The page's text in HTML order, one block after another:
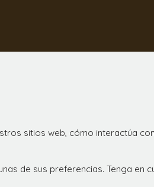
sitios web, cómo interactúa
de sus preferencias. Tenga en